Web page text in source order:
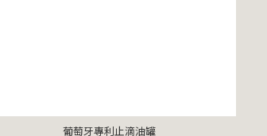
葡萄牙專利止滴油罐